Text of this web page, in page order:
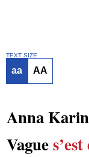
TEXT SIZE
aa AA
Anna
Vague